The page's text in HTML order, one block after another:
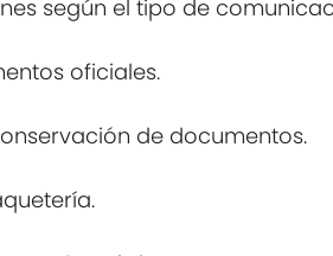
según el tipo de
oficiales.
de documentos.